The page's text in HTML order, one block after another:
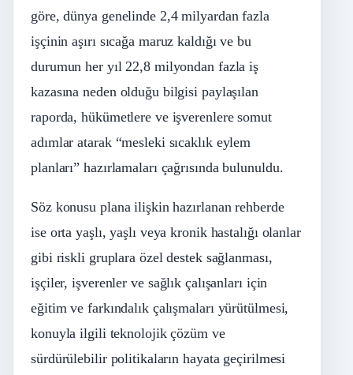
göre, dünya genelinde 2,4 milyardan fazla
işçinin aşırı sıcağa maruz kaldığı ve bu
durumun her yıl 22,8 milyondan fazla iş
kazasına neden olduğu bilgisi paylaşılan
raporda, hükümetlere ve işverenlere somut
adımlar atarak “mesleki sıcaklık eylem
planları” hazırlamaları çağrısında bulunuldu.
Söz konusu plana ilişkin hazırlanan rehberde
ise orta yaşlı, yaşlı veya kronik hastalığı olanlar
gibi riskli gruplara özel destek sağlanması,
işçiler, işverenler ve sağlık çalışanları için
eğitim ve farkındalık çalışmaları yürütülmesi,
konuyla ilgili teknolojik çözüm ve
sürdürülebilir politikaların hayata geçirilmesi